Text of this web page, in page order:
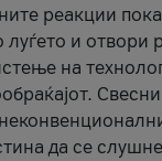
реакции
луѓето и отвори
на
да се